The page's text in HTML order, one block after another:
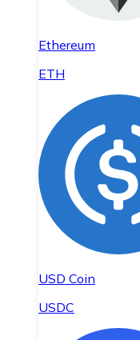
Ethereum
ETH
USD Coin
USDC